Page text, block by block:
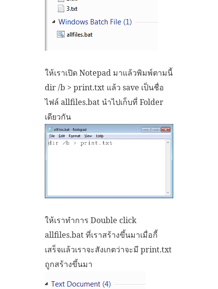
ให้เราเปิด Notepad มาแล้วพิมพ์ตามนี้
dir /b > print.txt แล้ว save เป็นชื่อ
ไฟล์ allfiles.bat นำไปเก็บที่ Folder
เดียวกัน
ให้เราทำการ Double click
allfiles.bat ที่เราสร้างขึ้นมาเมื่อกี้
เสร็จแล้วเราจะสังเกตว่าจะมี print.txt
ถูกสร้างขึ้นมา